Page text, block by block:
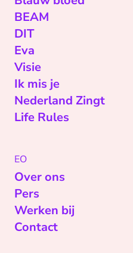
BEAM
DIT
Eva
Visie
Ik mis je
Nederland Zingt
Life Rules
EO
Over ons
Pers
Werken bij
Contact